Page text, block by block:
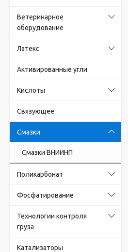
Ветеринарное
оборудование
Латекс
Активированные угли
Кислоты
Связующее
Смазки
Смазки ВНИИНП
Поликарбонат
Фосфатирование
Технологии контроля
груза
Катализаторы